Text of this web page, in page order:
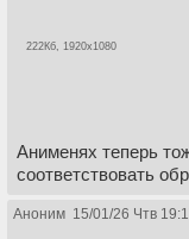
222Кб, 1920x1080
Анименях теперь
соответствовать
Аноним 15/01/26 Чтв